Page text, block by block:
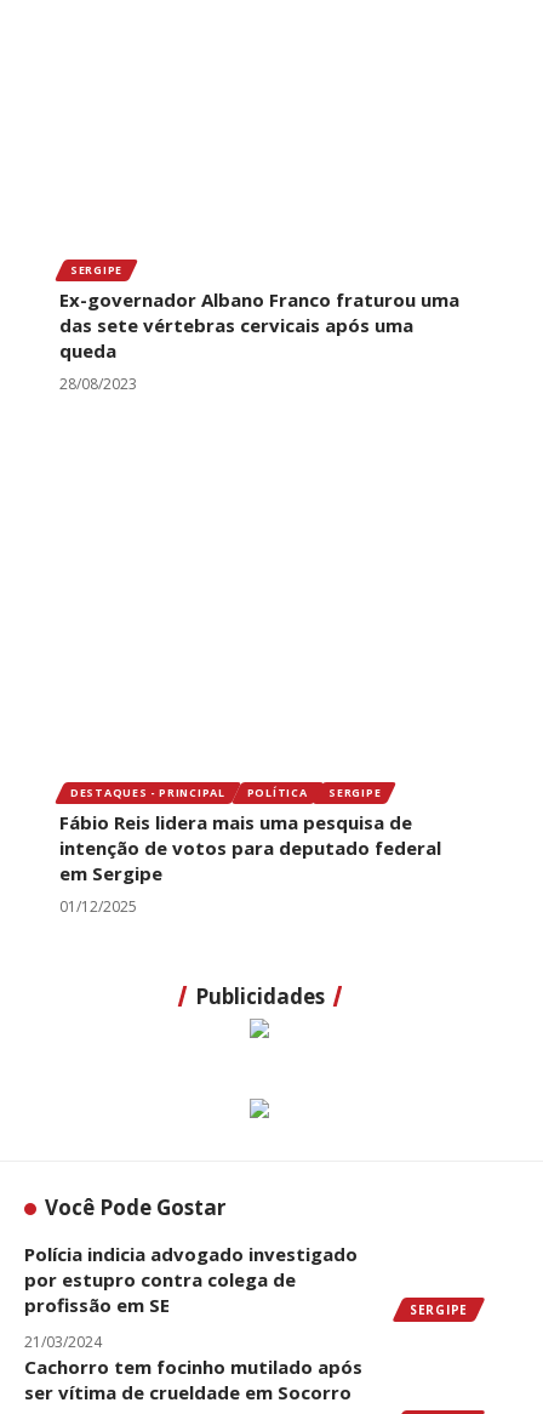
SERGIPE
Ex-governador Albano Franco fraturou uma
das sete vértebras cervicais após uma
queda
28/08/2023
DESTAQUES - PRINCIPAL POLÍTICA SERGIPE
Fábio Reis lidera mais uma pesquisa de
intenção de votos para deputado federal
em Sergipe
01/12/2025
Publicidades
Você Pode Gostar
SERGIPE
Polícia indicia advogado investigado
por estupro contra colega de
profissão em SE
21/03/2024
Cachorro tem focinho mutilado após
ser vítima de crueldade em Socorro